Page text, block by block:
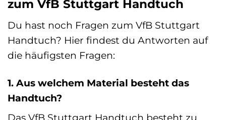
zum VfB Stuttgart Handtuch
Du hast noch Fragen zum VfB Stuttgart
Handtuch? Hier findest du Antworten auf
die häufigsten Fragen:
1. Aus welchem Material besteht das
Handtuch?